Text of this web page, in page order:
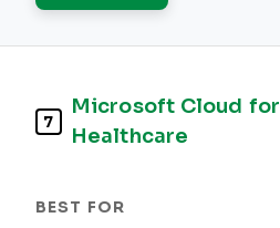
7
Microsoft Cloud for
Healthcare